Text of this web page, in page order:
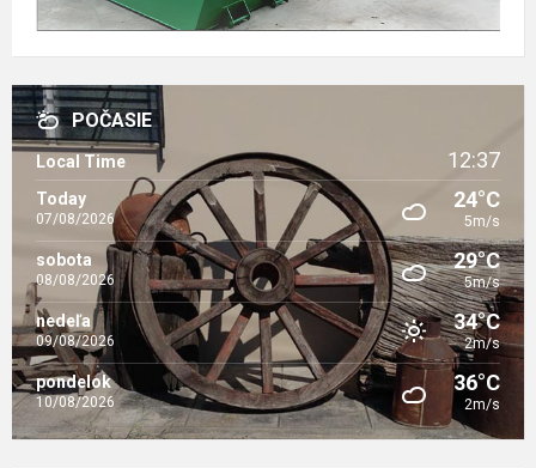
POČASIE
Local Time 12:37
Today
07/08/2026
24°C
5m/s
sobota
08/08/2026
29°C
5m/s
nedeľa
09/08/2026
34°C
2m/s
pondelok
10/08/2026
36°C
2m/s